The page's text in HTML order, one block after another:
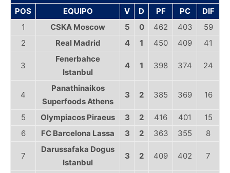
POS EQUIPO V D PF PC
DIF
1
CSKA Moscow 5 0 462 403
59
2
Real Madrid 4 1 450 409 41
3
Fenerbahce
Istanbul
4 1 398 374 24
4
Panathinaikos
Superfoods Athens
3 2 385 369 16
5 Olympiacos Piraeus 3 2 416 401
15
6
FC Barcelona Lassa 3 2 363 355 8
7
Darussafaka Dogus
Istanbul
3 2 409 402 7